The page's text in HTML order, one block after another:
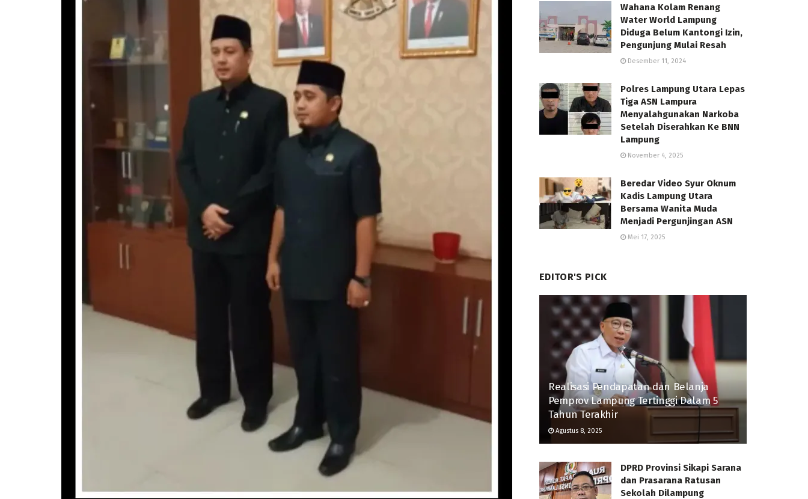
Wahana Kolam Renang
Water World Lampung
Diduga Belum Kantongi Izin,
Pengunjung Mulai Resah
Desember 11, 2024
Polres Lampung Utara Lepas
Tiga ASN Lampura
Menyalahgunakan Narkoba
Setelah Diserahkan Ke BNN
Lampung
November 4, 2025
Beredar Video Syur Oknum
Kadis Lampung Utara
Bersama Wanita Muda
Menjadi Pergunjingan ASN
Mei 17, 2025
EDITOR'S PICK
Realisasi Pendapatan dan Belanja
Pemprov Lampung Tertinggi Dalam 5
Tahun Terakhir
Agustus 8, 2025
DPRD Provinsi Sikapi Sarana
dan Prasarana Ratusan
Sekolah Dilampung